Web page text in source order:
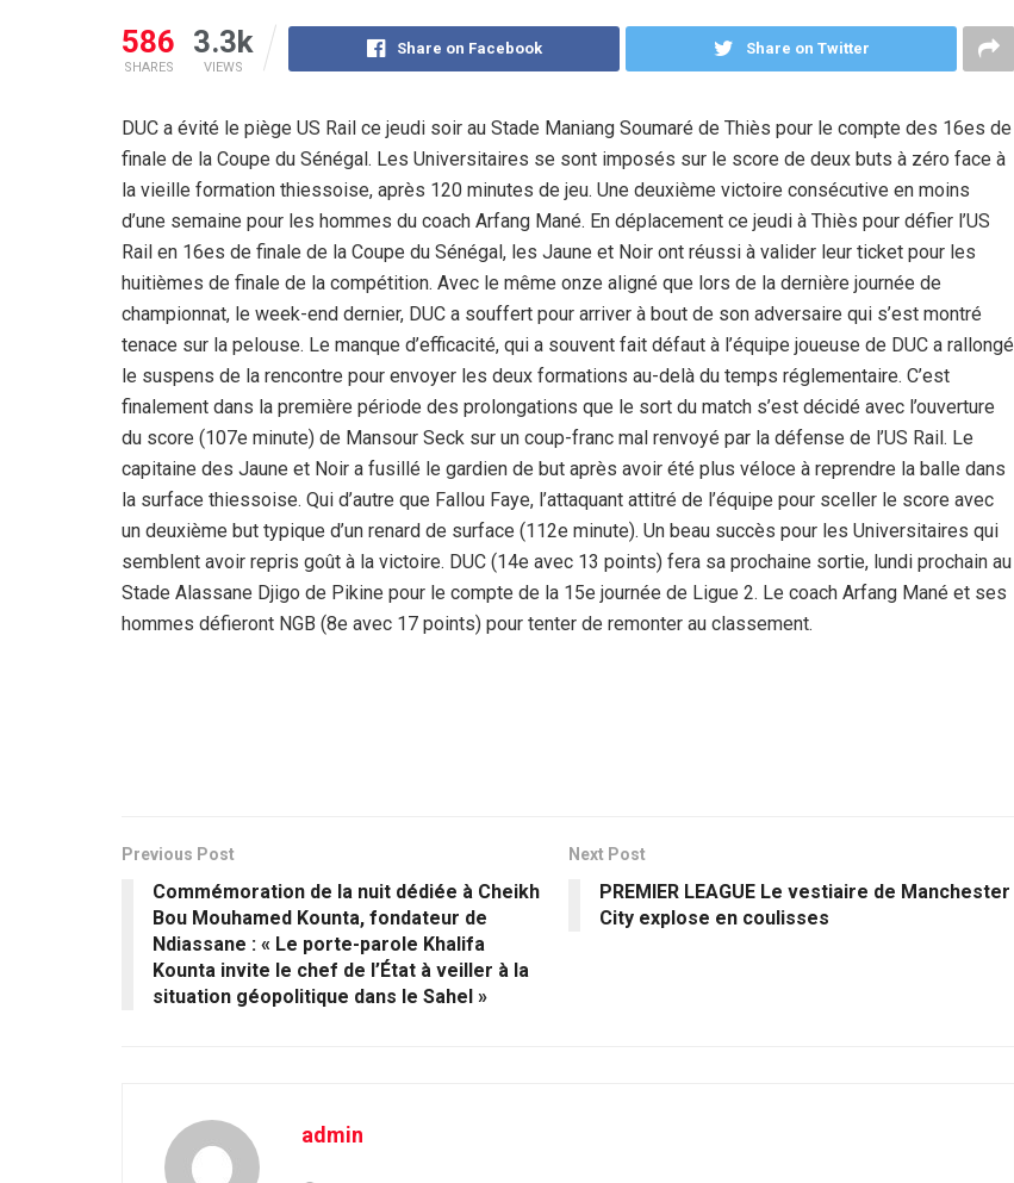
586
SHARES
3.3k
VIEWS
Share on Facebook Share on Twitter
DUC a évité le piège US Rail ce jeudi soir au Stade Maniang Soumaré de Thiès pour le compte des 16es de
finale de la Coupe du Sénégal. Les Universitaires se sont imposés sur le score de deux buts à zéro face à
la vieille formation thiessoise, après 120 minutes de jeu. Une deuxième victoire consécutive en moins
d’une semaine pour les hommes du coach Arfang Mané. En déplacement ce jeudi à Thiès pour défier l’US
Rail en 16es de finale de la Coupe du Sénégal, les Jaune et Noir ont réussi à valider leur ticket pour les
huitièmes de finale de la compétition. Avec le même onze aligné que lors de la dernière journée de
championnat, le week-end dernier, DUC a souffert pour arriver à bout de son adversaire qui s’est montré
tenace sur la pelouse. Le manque d’efficacité, qui a souvent fait défaut à l’équipe joueuse de DUC a rallongé
le suspens de la rencontre pour envoyer les deux formations au-delà du temps réglementaire. C’est
finalement dans la première période des prolongations que le sort du match s’est décidé avec l’ouverture
du score (107e minute) de Mansour Seck sur un coup-franc mal renvoyé par la défense de l’US Rail. Le
capitaine des Jaune et Noir a fusillé le gardien de but après avoir été plus véloce à reprendre la balle dans
la surface thiessoise. Qui d’autre que Fallou Faye, l’attaquant attitré de l’équipe pour sceller le score avec
un deuxième but typique d’un renard de surface (112e minute). Un beau succès pour les Universitaires qui
semblent avoir repris goût à la victoire. DUC (14e avec 13 points) fera sa prochaine sortie, lundi prochain au
Stade Alassane Djigo de Pikine pour le compte de la 15e journée de Ligue 2. Le coach Arfang Mané et ses
hommes défieront NGB (8e avec 17 points) pour tenter de remonter au classement.
Previous Post
Commémoration de la nuit dédiée à Cheikh
Bou Mouhamed Kounta, fondateur de
Ndiassane : « Le porte-parole Khalifa
Kounta invite le chef de l’État à veiller à la
situation géopolitique dans le Sahel »
Next Post
PREMIER LEAGUE Le vestiaire de Manchester
City explose en coulisses
admin